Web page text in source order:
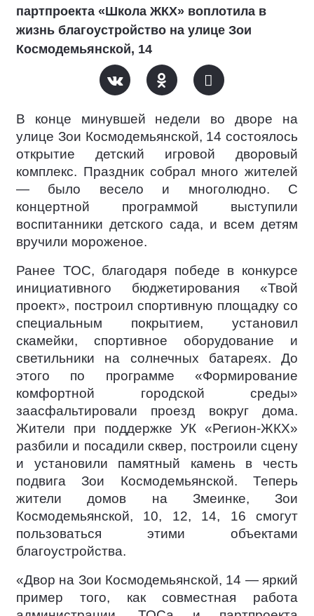
партпроекта «Школа ЖКХ» воплотила в
жизнь благоустройство на улице Зои
Космодемьянской, 14
В конце минувшей недели во дворе на
улице Зои Космодемьянской, 14 состоялось
открытие детский игровой дворовый
комплекс. Праздник собрал много жителей
— было весело и многолюдно. С
концертной программой выступили
воспитанники детского сада, и всем детям
вручили мороженое.
Ранее ТОС, благодаря победе в конкурсе
инициативного бюджетирования «Твой
проект», построил спортивную площадку со
специальным покрытием, установил
скамейки, спортивное оборудование и
светильники на солнечных батареях. До
этого по программе «Формирование
комфортной городской среды»
заасфальтировали проезд вокруг дома.
Жители при поддержке УК «Регион-ЖКХ»
разбили и посадили сквер, построили сцену
и установили памятный камень в честь
подвига Зои Космодемьянской. Теперь
жители домов на Змеинке, Зои
Космодемьянской, 10, 12, 14, 16 смогут
пользоваться этими объектами
благоустройства.
«Двор на Зои Космодемьянской, 14 — яркий
пример того, как совместная работа